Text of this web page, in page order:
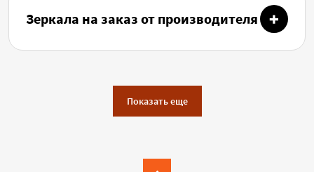
Зеркала на заказ от производителя
Показать еще